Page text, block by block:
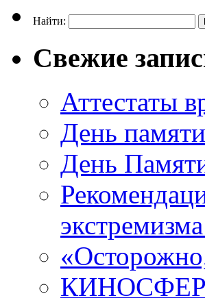
Найти:
Свежие
Аттестаты
День
День